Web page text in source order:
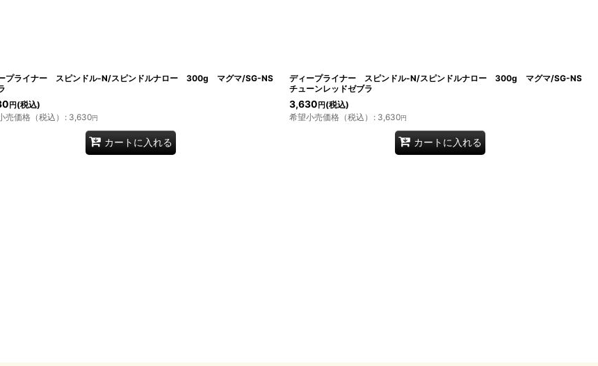
プライナー スピンドル-N/スピンドルナロー 300g マグマ/SG-NS
円(税込)
売価格（税込）
: 3,630円
カートに入れる
ディープライナー スピンドル-N/スピンドルナロー 300g マグマ/SG-NS
チューンレッドゼブラ
3,630 円 (税込)
希望小売価格（税込） : 3,630円
カートに入れる